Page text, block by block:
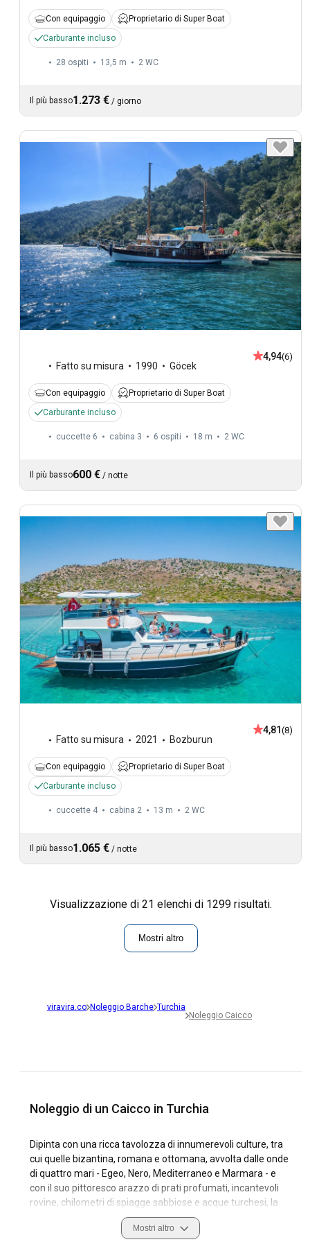
Con equipaggio
Proprietario di Super Boat
Carburante incluso
28 ospiti 13,5 m 2 WC
Il più basso1.273 € / giorno
Fatto su misura 1990 Göcek
4,94(6)
Con equipaggio
Proprietario di Super Boat
Carburante incluso
cuccette 6 cabina 3 6 ospiti 18 m 2 WC
Il più basso600 € / notte
Fatto su misura 2021 Bozburun
4,81 (8)
Con equipaggio
Proprietario di Super Boat
Carburante incluso
cuccette 4 cabina 2 13 m 2 WC
Il più basso1.065 € / notte
Visualizzazione di 21 elenchi di 1299 risultati.
Mostri altro
viravira.co Noleggio Barche Turchia
Noleggio Caicco
Noleggio di un Caicco in Turchia
Dipinta con una ricca tavolozza di innumerevoli culture, tra
cui quelle bizantina, romana e ottomana, avvolta dalle onde
di quattro mari - Egeo, Nero, Mediterraneo e Marmara - e
con il suo pittoresco arazzo di prati profumati, incantevoli
rovine, chilometri di spiagge sabbiose e acque turchesi, la
Turchia si presenta come una scelta idilliaca per coloro che
cercano un'esperienza unica di noleggio yacht. Con migliaia
Mostri altro